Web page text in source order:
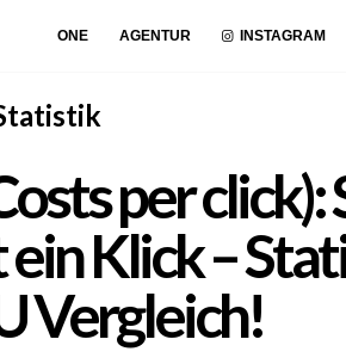
ONE AGENTUR INSTAGRAM
per click):
Klick –
Vergleich!